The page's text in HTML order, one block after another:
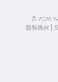
©2026
服務條款